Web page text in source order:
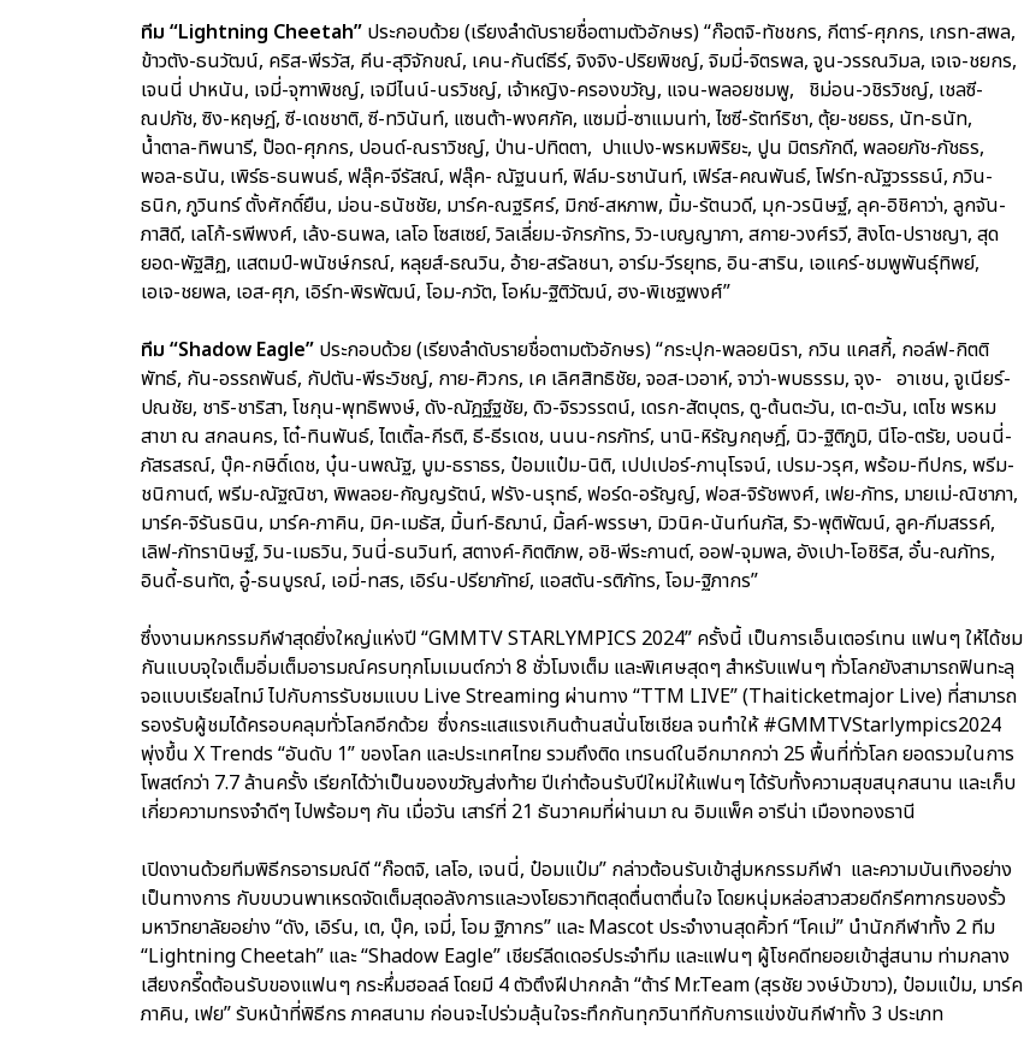
ทีม “Lightning Cheetah” ประกอบด้วย (เรียงลำดับรายชื่อตามตัวอักษร) “ก๊อตจิ-ทัชชกร, กีตาร์-ศุภกร, เกรท-สพล,
ข้าวตัง-ธนวัฒน์, คริส-พีรวัส, คีน-สุวิจักขณ์, เคน-กันต์ธีร์, จิงจิง-ปริยพิชญ์, จิมมี่-จิตรพล, จูน-วรรณวิมล, เจเจ-ชยกร,
เจนนี่ ปาหนัน, เจมี่-จุฑาพิชญ์, เจมีไนน์-นรวิชญ์, เจ้าหญิง-ครองขวัญ, แจน-พลอยชมพู, ชิม่อน-วชิรวิชญ์, เชลซี-
ณปภัช, ซิง-หฤษฎ์, ซี-เดชชาติ, ซี-ทวินันท์, แซนต้า-พงศภัค, แซมมี่-ซาแมนท่า, ไซซี-รัตท์ริชา, ตุ้ย-ชยธร, นัท-ธนัท,
น้ำตาล-ทิพนารี, ป๊อด-ศุภกร, ปอนด์-ณราวิชญ์, ป่าน-ปทิตตา, ปาแปง-พรหมพิริยะ, ปูน มิตรภักดี, พลอยภัช-ภัชธร,
พอล-ธนัน, เพิร์ธ-ธนพนธ์, ฟลุ๊ค-จีรัสณ์, ฟลุ๊ค- ณัฐนนท์, ฟิล์ม-รชานันท์, เฟิร์ส-คณพันธ์, โฟร์ท-ณัฐวรรธน์, ภวิน-
ธนิก, ภูวินทร์ ตั้งศักดิ์ยืน, ม่อน-ธนัชชัย, มาร์ค-ณฐริศร์, มิกซ์-สหภาพ, มิ้ม-รัตนวดี, มุก-วรนิษฐ์, ลุค-อิชิคาว่า, ลูกจัน-
ภาสิดี, เลโก้-รพีพงศ์, เล้ง-ธนพล, เลโอ โซสเซย์, วิลเลี่ยม-จักรภัทร, วิว-เบญญาภา, สกาย-วงศ์รวี, สิงโต-ปราชญา, สุด
ยอด-พัฐสิฏ, แสตมป์-พนัชษ์กรณ์, หลุยส์-ธณวิน, อ้าย-สรัลชนา, อาร์ม-วีรยุทธ, อิน-สาริน, เอแคร์-ชมพูพันธุ์ทิพย์,
เอเจ-ชยพล, เอส-ศุภ, เอิร์ท-พิรพัฒน์, โอม-ภวัต, โอห์ม-ฐิติวัฒน์, ฮง-พิเชฐพงศ์”
ทีม “Shadow Eagle” ประกอบด้วย (เรียงลำดับรายชื่อตามตัวอักษร) “กระปุก-พลอยนิรา, กวิน แคสกี้, กอล์ฟ-กิตติ
พัทธ์, กัน-อรรถพันธ์, กัปตัน-พีระวิชญ์, กาย-ศิวกร, เค เลิศสิทธิชัย, จอส-เวอาห์, จาว่า-พบธรรม, จุง- อาเชน, จูเนียร์-
ปณชัย, ชาริ-ชาริสา, โชกุน-พุทธิพงษ์, ดัง-ณัฎฐ์ฐชัย, ดิว-จิรวรรตน์, เดรก-สัตบุตร, ตู-ต้นตะวัน, เต-ตะวัน, เตโช พรหม
สาขา ณ สกลนคร, โต๋-ทินพันธ์, ไตเติ้ล-กีรติ, ธี-ธีรเดช, นนน-กรภัทร์, นานิ-หิรัญกฤษฎิ์, นิว-ฐิติภูมิ, นีโอ-ตรัย, บอนนี่-
ภัสรสรณ์, บุ๊ค-กษิดิ์เดช, บุ๋น-นพณัฐ, บูม-ธราธร, ป๋อมแป๋ม-นิติ, เปปเปอร์-ภานุโรจน์, เปรม-วรุศ, พร้อม-ทีปกร, พรีม-
ชนิกานต์, พรีม-ณัฐณิชา, พิพลอย-กัญญรัตน์, ฟรัง-นรุทธ์, ฟอร์ด-อรัญญ์, ฟอส-จิรัชพงศ์, เฟย-ภัทร, มายเม่-ณิชาภา,
มาร์ค-จิรันธนิน, มาร์ค-ภาคิน, มิค-เมธัส, มิ้นท์-ธิฌาน์, มิ้ลค์-พรรษา, มิวนิค-นันท์นภัส, ริว-พุติพัฒน์, ลูค-ภีมสรรค์,
เลิฟ-ภัทรานิษฐ์, วิน-เมธวิน, วินนี่-ธนวินท์, สตางค์-กิตติภพ, อชิ-พีระกานต์, ออฟ-จุมพล, อังเปา-โอชิริส, อั๋น-ณภัทร,
อินดี้-ธนทัต, อู๋-ธนบูรณ์, เอมี่-ทสร, เอิร์น-ปรียาภัทย์, แอสตัน-รติภัทร, โอม-ฐิภากร”
ซึ่งงานมหกรรมกีฬาสุดยิ่งใหญ่แห่งปี “GMMTV STARLYMPICS 2024” ครั้งนี้ เป็นการเอ็นเตอร์เทน แฟนๆ ให้ได้ชม
กันแบบจุใจเต็มอิ่มเต็มอารมณ์ครบทุกโมเมนต์กว่า 8 ชั่วโมงเต็ม และพิเศษสุดๆ สำหรับแฟนๆ ทั่วโลกยังสามารถฟินทะลุ
จอแบบเรียลไทม์ ไปกับการรับชมแบบ Live Streaming ผ่านทาง “TTM LIVE” (Thaiticketmajor Live) ที่สามารถ
รองรับผู้ชมได้ครอบคลุมทั่วโลกอีกด้วย ซึ่งกระแสแรงเกินต้านสนั่นโซเชียล จนทำให้ #GMMTVStarlympics2024
พุ่งขึ้น X Trends “อันดับ 1” ของโลก และประเทศไทย รวมถึงติด เทรนด์ในอีกมากกว่า 25 พื้นที่ทั่วโลก ยอดรวมในการ
โพสต์กว่า 7.7 ล้านครั้ง เรียกได้ว่าเป็นของขวัญส่งท้าย ปีเก่าต้อนรับปีใหม่ให้แฟนๆ ได้รับทั้งความสุขสนุกสนาน และเก็บ
เกี่ยวความทรงจำดีๆ ไปพร้อมๆ กัน เมื่อวัน เสาร์ที่ 21 ธันวาคมที่ผ่านมา ณ อิมแพ็ค อารีน่า เมืองทองธานี
เปิดงานด้วยทีมพิธีกรอารมณ์ดี “ก๊อตจิ, เลโอ, เจนนี่, ป๋อมแป๋ม” กล่าวต้อนรับเข้าสู่มหกรรมกีฬา และความบันเทิงอย่าง
เป็นทางการ กับขบวนพาเหรดจัดเต็มสุดอลังการและวงโยธวาทิตสุดตื่นตาตื่นใจ โดยหนุ่มหล่อสาวสวยดีกรีคฑากรของรั้ว
มหาวิทยาลัยอย่าง “ดัง, เอิร์น, เต, บุ๊ค, เจมี่, โอม ฐิภากร” และ Mascot ประจำงานสุดคิ้วท์ “โคเม่” นำนักกีฬาทั้ง 2 ทีม
“Lightning Cheetah” และ “Shadow Eagle” เชียร์ลีดเดอร์ประจำทีม และแฟนๆ ผู้โชคดีทยอยเข้าสู่สนาม ท่ามกลาง
เสียงกรี๊ดต้อนรับของแฟนๆ กระหึ่มฮอลล์ โดยมี 4 ตัวตึงฝีปากกล้า “ต้าร์ Mr.Team (สุรชัย วงษ์บัวขาว), ป๋อมแป๋ม, มาร์ค
ภาคิน, เฟย” รับหน้าที่พิธีกร ภาคสนาม ก่อนจะไปร่วมลุ้นใจระทึกกันทุกวินาทีกับการแข่งขันกีฬาทั้ง 3 ประเภท